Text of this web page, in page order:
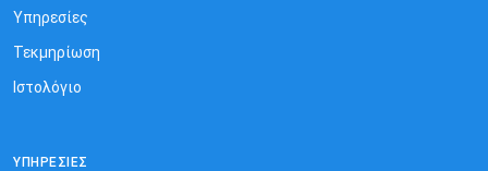
Υπηρεσίες
Τεκμηρίωση
Ιστολόγιο
ΥΠΗΡΕΣΊΕΣ